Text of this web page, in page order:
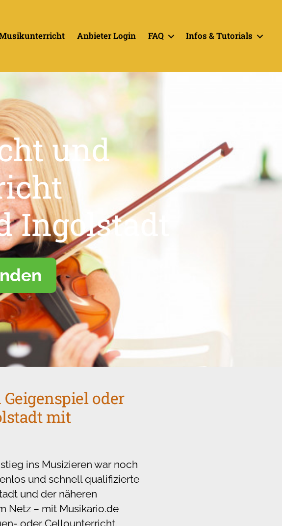
Anbieter Login FAQ Infos & Tutorials
und
Ingolstadt
oder
mit
ins Musizieren war noch
und schnell qualifizierte
und der näheren
Netz – mit Musikario.de
oder Cellounterricht.